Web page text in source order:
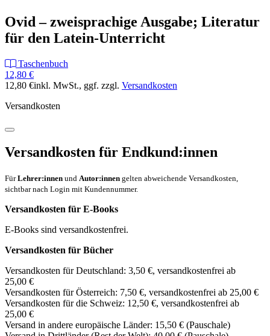
Ovid – zweisprachige Ausgabe; Literatur
für den Latein-Unterricht
Taschenbuch
12,80 €
12,80 €inkl. MwSt., ggf. zzgl. Versandkosten
Versandkosten
Versandkosten für Endkund:innen
FürLehrer:innen und Autor:innen gelten abweichende Versandkosten,
sichtbar nach Login mit Kundennummer.
Versandkosten für E-Books
E-Books sind versandkostenfrei.
Versandkosten für Bücher
Versandkosten für Deutschland: 3,50 €, versandkostenfrei ab
25,00 €
Versandkosten für Österreich: 7,50 €, versandkostenfrei ab 25,00 €
Versandkosten für die Schweiz: 12,50 €, versandkostenfrei ab
25,00 €
Versand in andere europäische Länder: 15,50 € (Pauschale)